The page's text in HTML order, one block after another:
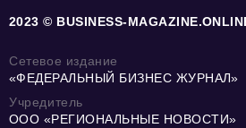
2023 © BUSINESS-
Сетевое издание
«ФЕДЕРАЛЬНЫЙ БИЗНЕС ЖУРНАЛ»
Учредитель
ООО «РЕГИОНАЛЬНЫЕ НОВОСТИ»